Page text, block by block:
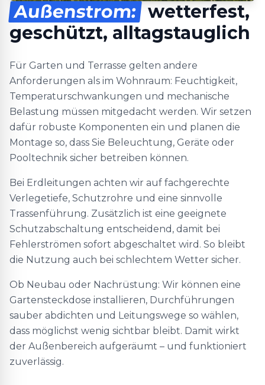
Außenstrom: wetterfest,
geschützt, alltagstauglich
Für Garten und Terrasse gelten andere
Anforderungen als im Wohnraum: Feuchtigkeit,
Temperaturschwankungen und mechanische
Belastung müssen mitgedacht werden. Wir setzen
dafür robuste Komponenten ein und planen die
Montage so, dass Sie Beleuchtung, Geräte oder
Pooltechnik sicher betreiben können.
Bei Erdleitungen achten wir auf fachgerechte
Verlegetiefe, Schutzrohre und eine sinnvolle
Trassenführung. Zusätzlich ist eine geeignete
Schutzabschaltung entscheidend, damit bei
Fehlerströmen sofort abgeschaltet wird. So bleibt
die Nutzung auch bei schlechtem Wetter sicher.
Ob Neubau oder Nachrüstung: Wir können eine
Gartensteckdose installieren, Durchführungen
sauber abdichten und Leitungswege so wählen,
dass möglichst wenig sichtbar bleibt. Damit wirkt
der Außenbereich aufgeräumt – und funktioniert
zuverlässig.